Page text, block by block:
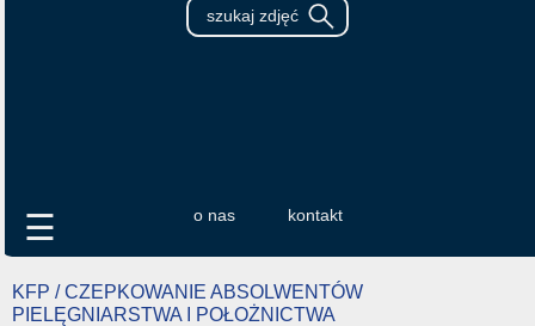
o nas kontakt
☰
KFP / CZEPKOWANIE ABSOLWENTÓW
PIELĘGNIARSTWA I POŁOŻNICTWA